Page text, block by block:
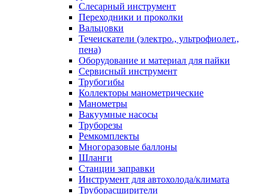
Слесарный инструмент
Переходники и проколки
Вальцовки
Течеискатели (электро., ультрофиолет.,
пена)
Оборудование и материал для пайки
Сервисный инструмент
Трубогибы
Коллекторы манометрические
Манометры
Вакуумные насосы
Труборезы
Ремкомплекты
Многоразовые баллоны
Шланги
Станции заправки
Инструмент для автохолода/климата
Труборасширители